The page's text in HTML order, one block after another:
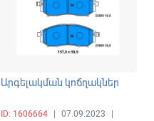
Արգելակման կոճղակներ
ID: 1606664 07.09.2023